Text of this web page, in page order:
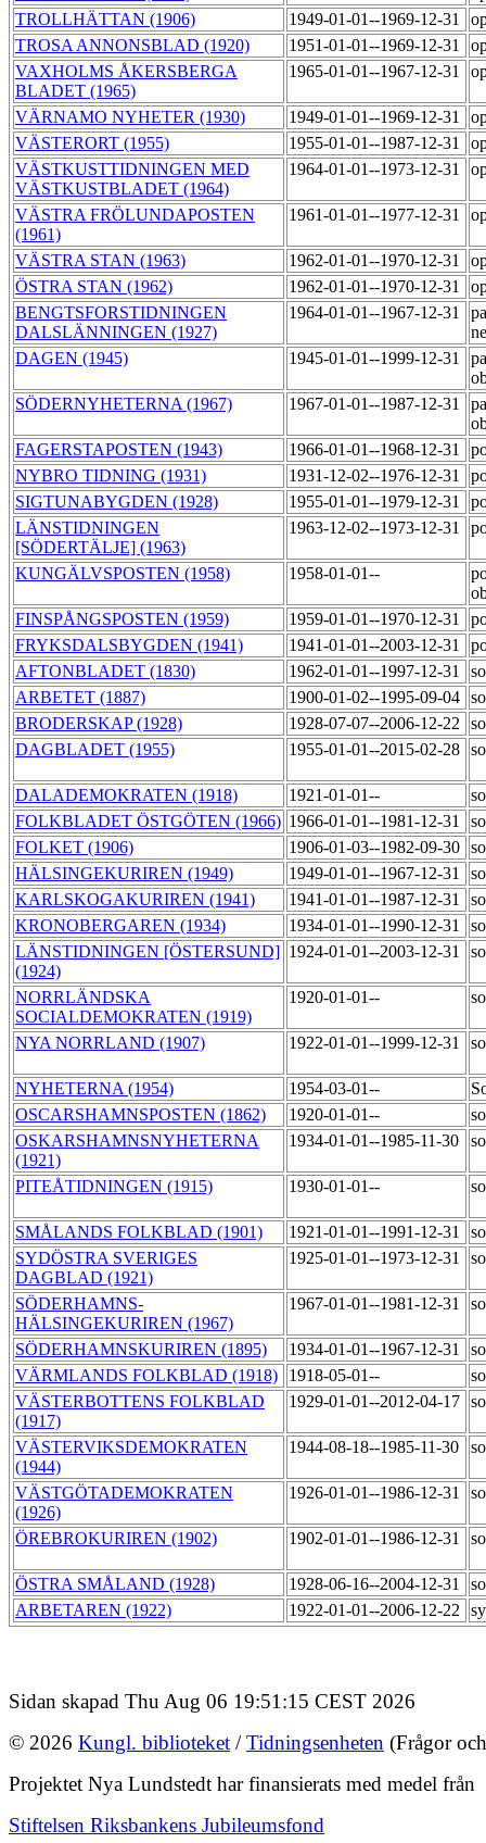
TROLLHÄTTAN (1906)
1949-01-01--1969-12-31
TROSA ANNONSBLAD (1920)
1951-01-01--1969-12-31
VAXHOLMS ÅKERSBERGA
BLADET (1965)
1965-01-01--1967-12-31
VÄRNAMO NYHETER (1930) 1949-01-01--1969-12-31
VÄSTERORT (1955)
1955-01-01--1987-12-31
VÄSTKUSTTIDNINGEN MED
VÄSTKUSTBLADET (1964)
1964-01-01--1973-12-31
VÄSTRA FRÖLUNDAPOSTEN
(1961)
1961-01-01--1977-12-31
VÄSTRA STAN (1963) 1962-01-01--1970-12-31
ÖSTRA STAN (1962)
1962-01-01--1970-12-31
BENGTSFORSTIDNINGEN
DALSLÄNNINGEN (1927)
1964-01-01--1967-12-31
DAGEN (1945)
1945-01-01--1999-12-31
SÖDERNYHETERNA (1967)
1967-01-01--1987-12-31
FAGERSTAPOSTEN (1943)
1966-01-01--1968-12-31
NYBRO TIDNING (1931)
1931-12-02--1976-12-31
SIGTUNABYGDEN (1928)
1955-01-01--1979-12-31
LÄNSTIDNINGEN
[SÖDERTÄLJE] (1963)
1963-12-02--1973-12-31
KUNGÄLVSPOSTEN (1958) 1958-01-01--
FINSPÅNGSPOSTEN (1959)
1959-01-01--1970-12-31
FRYKSDALSBYGDEN (1941)
1941-01-01--2003-12-31
AFTONBLADET (1830)
1962-01-01--1997-12-31
ARBETET (1887)
1900-01-02--1995-09-04
BRODERSKAP (1928)
1928-07-07--2006-12-22
DAGBLADET (1955)
1955-01-01--2015-02-28
DALADEMOKRATEN (1918) 1921-01-01--
FOLKBLADET ÖSTGÖTEN (1966) 1966-01-01--1981-12-31
FOLKET (1906)
1906-01-03--1982-09-30
HÄLSINGEKURIREN (1949)
1949-01-01--1967-12-31
KARLSKOGAKURIREN (1941)
1941-01-01--1987-12-31
KRONOBERGAREN (1934)
1934-01-01--1990-12-31
LÄNSTIDNINGEN [ÖSTERSUND]
(1924)
1924-01-01--2003-12-31
NORRLÄNDSKA
SOCIALDEMOKRATEN (1919)
1920-01-01--
NYA NORRLAND (1907) 1922-01-01--1999-12-31
NYHETERNA (1954) 1954-03-01--
OSCARSHAMNSPOSTEN (1862)
1920-01-01--
OSKARSHAMNSNYHETERNA
(1921)
1934-01-01--1985-11-30
PITEÅTIDNINGEN (1915) 1930-01-01--
SMÅLANDS FOLKBLAD (1901) 1921-01-01--1991-12-31
SYDÖSTRA SVERIGES
DAGBLAD (1921)
1925-01-01--1973-12-31
SÖDERHAMNS-
HÄLSINGEKURIREN (1967)
1967-01-01--1981-12-31
SÖDERHAMNSKURIREN (1895) 1934-01-01--1967-12-31
VÄRMLANDS FOLKBLAD (1918)
1918-05-01--
VÄSTERBOTTENS FOLKBLAD
(1917)
1929-01-01--2012-04-17
VÄSTERVIKSDEMOKRATEN
(1944)
1944-08-18--1985-11-30
VÄSTGÖTADEMOKRATEN
(1926)
1926-01-01--1986-12-31
ÖREBROKURIREN (1902) 1902-01-01--1986-12-31
ÖSTRA SMÅLAND (1928) 1928-06-16--2004-12-31
ARBETAREN (1922)
1922-01-01--2006-12-22
Sidan skapad Thu Aug 06 19:51:15 CEST 2026
© 2026 Kungl. biblioteket /Tidningsenheten (Frågor
Projektet Nya Lundstedt har finansierats med medel från
Stiftelsen Riksbankens Jubileumsfond